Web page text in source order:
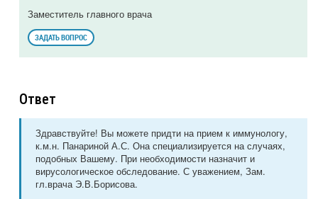
Заместитель главного врача
ЗАДАТЬ ВОПРОС
Ответ
Здравствуйте! Вы можете придти на прием к иммунологу,
к.м.н. Панариной А.С. Она специализируется на случаях,
подобных Вашему. При необходимости назначит и
вирусологическое обследование. С уважением, Зам.
гл.врача Э.В.Борисова.